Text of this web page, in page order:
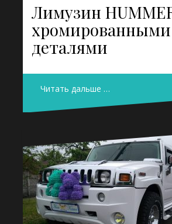
Лимузин
хромированными
деталями
Читать дальше …